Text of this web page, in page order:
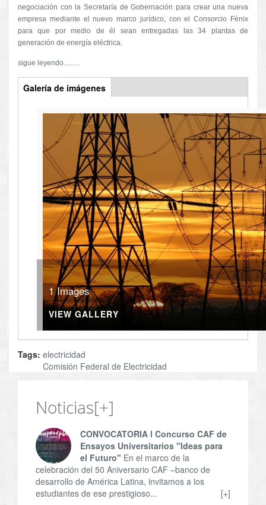
negociación con la Secretaría de Gobernación para crear una nueva
empresa mediante el nuevo marco jurídico, con el Consorcio Fénix
para que por medio de él sean entregadas las 34 plantas de
generación de energía eléctrica.
sigue leyendo.........
Multimedios
Galería de imágenes
activa)
1 Images
VIEW GALLERY
Tags: electricidad
Comisión Federal de Electricidad
Noticias[+]
CONVOCATORIA l Concurso CAF de
Ensayos Universitarios "Ideas para
el Futuro" En el marco de la
celebración del 50 Aniversario CAF –banco de
desarrollo de América Latina, invitamos a los
estudiantes de ese prestigioso...
[+]